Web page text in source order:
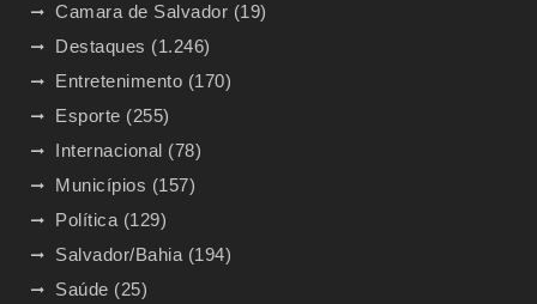
Camara de Salvador (19)
Destaques (1.246)
Entretenimento (170)
Esporte (255)
Internacional (78)
Municípios (157)
Política(129)
Salvador/Bahia(194)
Saúde (25)